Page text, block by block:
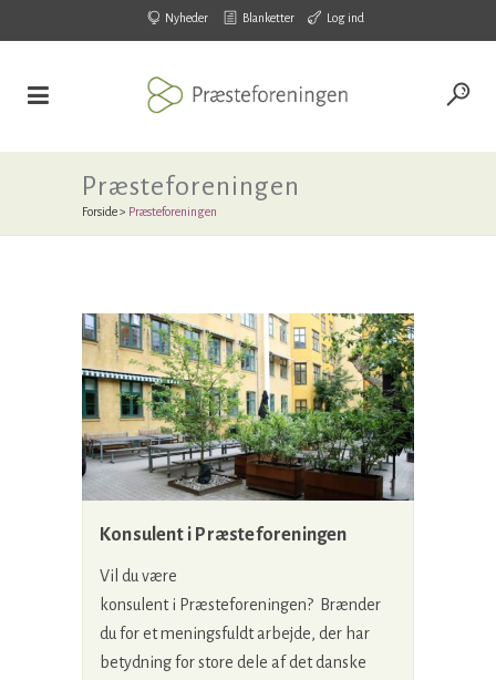
Nyheder Blanketter Log ind
Præsteforeningen
Forside> Præsteforeningen
Konsulent i Præsteforeningen
Vil du være
konsulent i Præsteforeningen? Brænder
du for et meningsfuldt arbejde, der har
betydning for store dele af det danske